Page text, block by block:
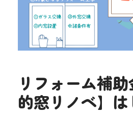
リフォーム補
的窓リノベ】